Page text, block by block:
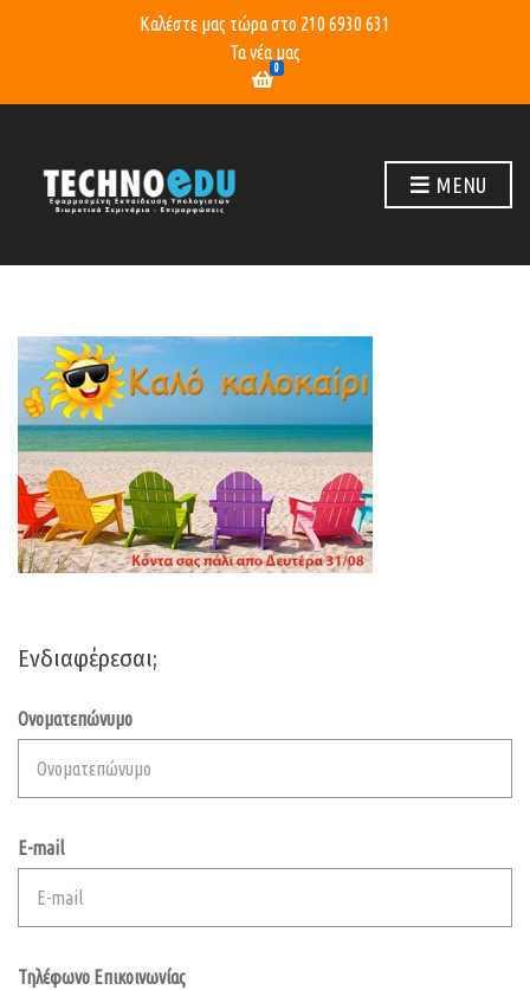
Καλέστε μας τώρα στο 210 6930 631
Τα νέα μας
0
MENU
Ενδιαφέρεσαι;
Ονοματεπώνυμο
E-mail
Τηλέφωνο Επικοινωνίας